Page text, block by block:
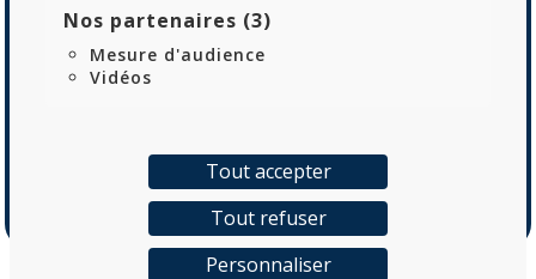
Politique de confidentialité
Mentions Légales
Plan de site
Nos partenaires (3)
Mesure d'audience
Vidéos
Tout accepter
Tout refuser
Personnaliser